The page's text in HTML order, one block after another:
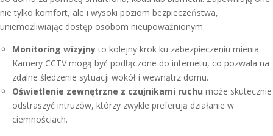
nie tylko komfort, ale i wysoki poziom bezpieczeństwa,
uniemożliwiając dostęp osobom nieupoważnionym.
Monitoring wizyjnyto kolejny krok ku zabezpieczeniu mienia.
Kamery CCTV mogą być podłączone do internetu, co pozwala na
zdalne śledzenie sytuacji wokół i wewnątrz domu.
Oświetlenie zewnętrzne z czujnikami ruchu może skutecznie
odstraszyć intruzów, którzy zwykle preferują działanie w
ciemnościach.